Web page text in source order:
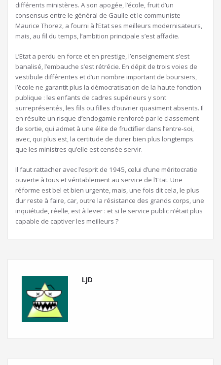
différents ministères. A son apogée, l’école, fruit d’un
consensus entre le général de Gaulle et le communiste
Maurice Thorez, a fourni à l’Etat ses meilleurs modernisateurs,
mais, au fil du temps, l’ambition principale s’est affadie.
L’Etat a perdu en force et en prestige, l’enseignement s’est
banalisé, l’embauche s’est rétrécie. En dépit de trois voies de
vestibule différentes et d’un nombre important de boursiers,
l’école ne garantit plus la démocratisation de la haute fonction
publique : les enfants de cadres supérieurs y sont
surreprésentés, les fils ou filles d’ouvrier quasiment absents. Il
en résulte un risque d’endogamie renforcé par le classement
de sortie, qui admet à une élite de fructifier dans l’entre-soi,
avec, qui plus est, la certitude de durer bien plus longtemps
que les ministres qu’elle est censée servir.
Il faut rattacher avec l’esprit de 1945, celui d’une méritocratie
ouverte à tous et véritablement au service de l’Etat. Une
réforme est bel et bien urgente, mais, une fois dit cela, le plus
dur reste à faire, car, outre la résistance des grands corps, une
inquiétude, réelle, est à lever : et si le service public n’était plus
capable de captiver les meilleurs ?
LJD